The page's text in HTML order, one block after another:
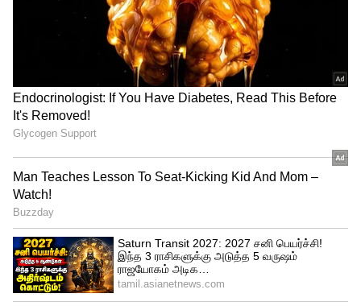
அள்ளித்தரவுள்ளது. நிதிநிலை
வலுவடையும். நீண்ட நாட்களாக முடங்கிக்
கிடந்த காரியங்கள் மற்றும் தொழில்
திட்டங்கள் இப்போது தடையின்றி மீண்டும்
தொடங்கும்.
புதிய பதவிகளும், பொறுப்புகளும் தேடி
வரும். ஆரம்பத்தில் சவாலாக இருந்தாலும்,
உங்களின் திறமையை மேலதிகாரிகளுக்கு
நிரூபிக்க இதுவே சிறந்த வாய்ப்பு. புதிய
முதலீடுகளைச் செய்ய நினைப்போருக்கு